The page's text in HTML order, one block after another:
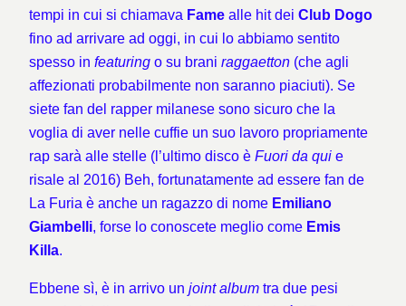
tempi in cui si chiamava Fame alle hit dei Club Dogo
fino ad arrivare ad oggi, in cui lo abbiamo sentito
spesso in featuring o su brani raggaetton (che agli
affezionati probabilmente non saranno piaciuti). Se
siete fan del rapper milanese sono sicuro che la
voglia di aver nelle cuffie un suo lavoro propriamente
rap sarà alle stelle (l’ultimo disco è Fuori da qui e
risale al 2016) Beh, fortunatamente ad essere fan de
La Furia è anche un ragazzo di nome Emiliano
Giambelli, forse lo conoscete meglio come Emis
Killa.
Ebbene sì, è in arrivo un joint album tra due pesi